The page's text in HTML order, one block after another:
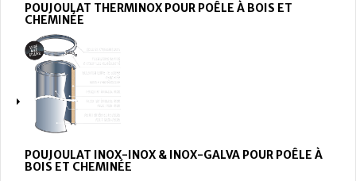
POUJOULAT THERMINOX POUR POÊLE À BOIS ET
CHEMINÉE
POUJOULAT INOX-INOX & INOX-GALVA POUR POÊLE À
BOIS ET CHEMINÉE